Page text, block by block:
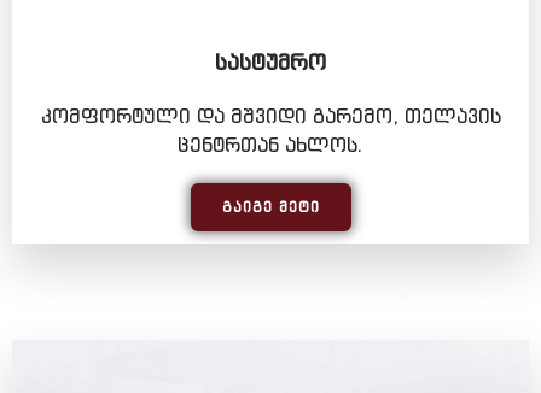
ᲡᲐᲡᲢᲣᲛᲠᲝ
კომფორტული და მშვიდი გარემო, თელავის
ცენტრთან ახლოს.
ᲒᲐᲘᲒᲔ ᲛᲔᲢᲘ